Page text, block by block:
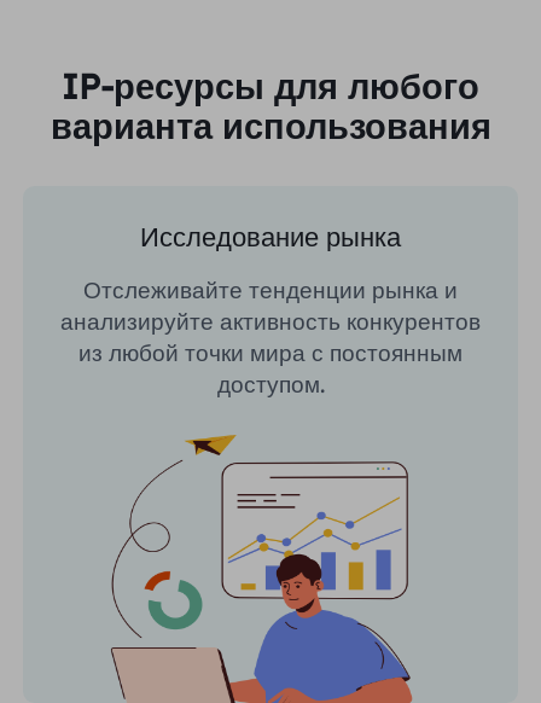
IP-ресурсы для любого
варианта использования
Исследование рынка
Отслеживайте тенденции рынка и
анализируйте активность конкурентов
из любой точки мира с постоянным
доступом.